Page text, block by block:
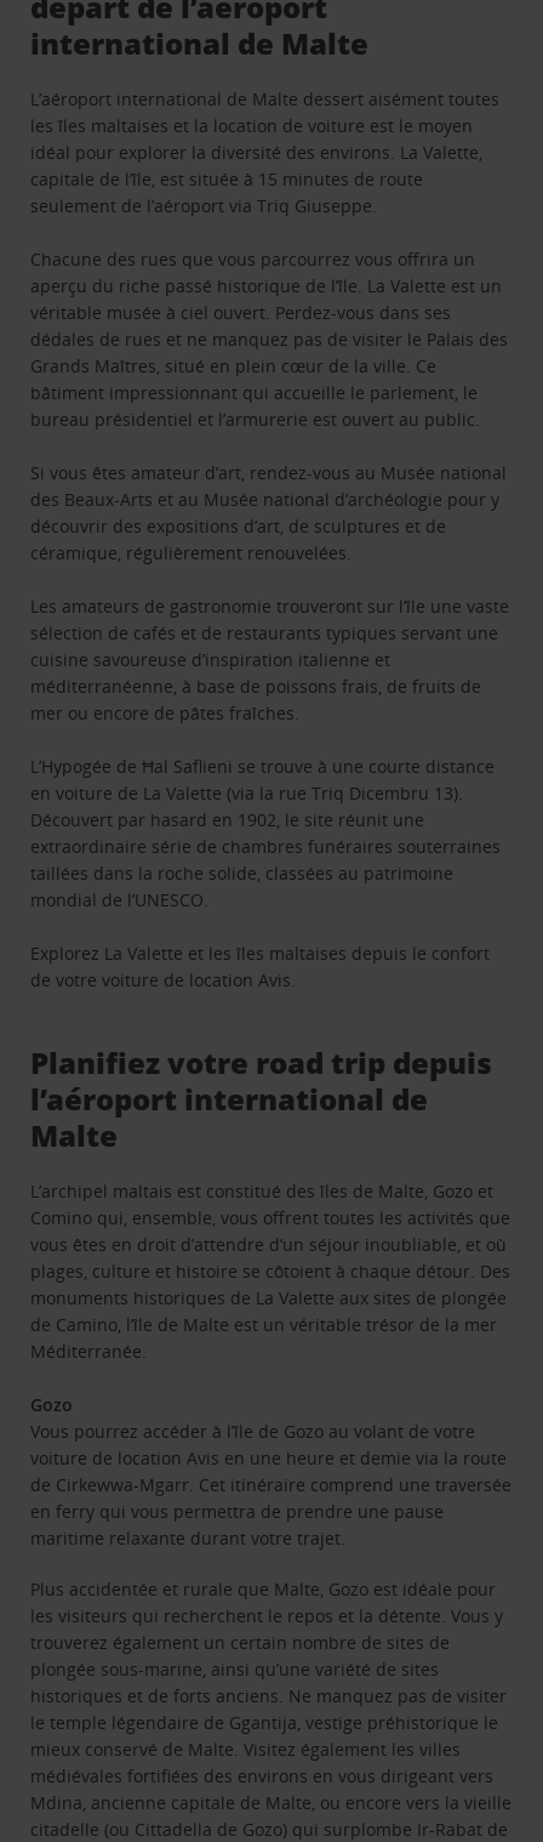
international de Malte
L’aéroport international de Malte dessert aisément toutes
les îles maltaises et la location de voiture est le moyen
idéal pour explorer la diversité des environs. La Valette,
capitale de l’île, est située à 15 minutes de route
seulement de l’aéroport via Triq Giuseppe.
Chacune des rues que vous parcourrez vous offrira un
aperçu du riche passé historique de l’île. La Valette est un
véritable musée à ciel ouvert. Perdez-vous dans ses
dédales de rues et ne manquez pas de visiter le Palais des
Grands Maîtres, situé en plein cœur de la ville. Ce
bâtiment impressionnant qui accueille le parlement, le
bureau présidentiel et l’armurerie est ouvert au public.
Si vous êtes amateur d’art, rendez-vous au Musée national
des Beaux-Arts et au Musée national d’archéologie pour y
découvrir des expositions d’art, de sculptures et de
céramique, régulièrement renouvelées.
Les amateurs de gastronomie trouveront sur l’île une vaste
sélection de cafés et de restaurants typiques servant une
cuisine savoureuse d’inspiration italienne et
méditerranéenne, à base de poissons frais, de fruits de
mer ou encore de pâtes fraîches.
L’Hypogée de Ħal Saflieni se trouve à une courte distance
en voiture de La Valette (via la rue Triq Dicembru 13).
Découvert par hasard en 1902, le site réunit une
extraordinaire série de chambres funéraires souterraines
taillées dans la roche solide, classées au patrimoine
mondial de l’UNESCO.
Explorez La Valette et les îles maltaises depuis le confort
de votre voiture de location Avis.
Planifiez votre road trip depuis
l’aéroport international de
Malte
L’archipel maltais est constitué des îles de Malte, Gozo et
Comino qui, ensemble, vous offrent toutes les activités que
vous êtes en droit d’attendre d’un séjour inoubliable, et où
plages, culture et histoire se côtoient à chaque détour. Des
monuments historiques de La Valette aux sites de plongée
de Camino, l’île de Malte est un véritable trésor de la mer
Méditerranée.
Gozo
Vous pourrez accéder à l’île de Gozo au volant de votre
voiture de location Avis en une heure et demie via la route
de Cirkewwa-Mgarr. Cet itinéraire comprend une traversée
en ferry qui vous permettra de prendre une pause
maritime relaxante durant votre trajet.
Plus accidentée et rurale que Malte, Gozo est idéale pour
les visiteurs qui recherchent le repos et la détente. Vous y
trouverez également un certain nombre de sites de
plongée sous-marine, ainsi qu’une variété de sites
historiques et de forts anciens. Ne manquez pas de visiter
le temple légendaire de Ggantija, vestige préhistorique le
mieux conservé de Malte. Visitez également les villes
médiévales fortifiées des environs en vous dirigeant vers
Mdina, ancienne capitale de Malte, ou encore vers la vieille
citadelle (ou Cittadella de Gozo) qui surplombe Ir-Rabat de